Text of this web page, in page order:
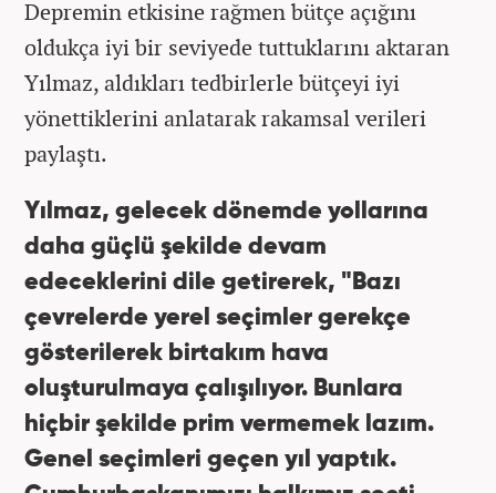
Depremin etkisine rağmen bütçe açığını
oldukça iyi bir seviyede tuttuklarını aktaran
Yılmaz, aldıkları tedbirlerle bütçeyi iyi
yönettiklerini anlatarak rakamsal verileri
paylaştı.
Yılmaz, gelecek dönemde yollarına
daha güçlü şekilde devam
edeceklerini dile getirerek, "Bazı
çevrelerde yerel seçimler gerekçe
gösterilerek birtakım hava
oluşturulmaya çalışılıyor. Bunlara
hiçbir şekilde prim vermemek lazım.
Genel seçimleri geçen yıl yaptık.